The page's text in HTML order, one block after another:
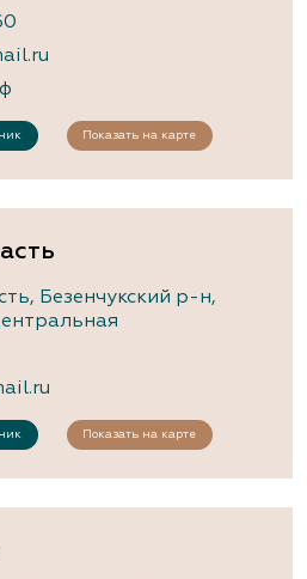
Показать на карте
Безенчукский р-н,
Показать на карте